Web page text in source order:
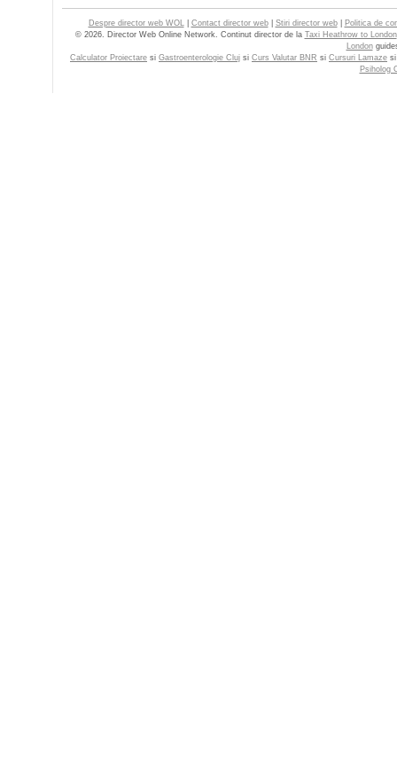
Despre director web WOL| Contact director web| Stiri director web|
Politica de
© 2026. Director Web Online Network. Continut director de la Taxi Heathrow to London
London
Calculator Proiectare si Gastroenterologie Cluj si Curs Valutar BNR si Cursuri Lamaze
Psiholog